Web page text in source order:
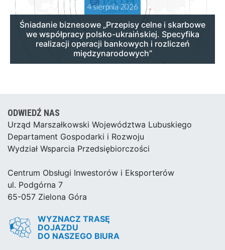
4 sierpnia 2026
Śniadanie biznesowe „Przepisy celne i skarbowe
we współpracy polsko-ukraińskiej. Specyfika
realizacji operacji bankowych i rozliczeń
międzynarodowych”
ODWIEDŹ NAS
Urząd Marszałkowski Województwa Lubuskiego
Departament Gospodarki i Rozwoju
Wydział Wsparcia Przedsiębiorczości
Centrum Obsługi Inwestorów i Eksporterów
ul. Podgórna 7
65-057 Zielona Góra
WYZNACZ TRASĘ
DOJAZDU
DO NASZEGO BIURA